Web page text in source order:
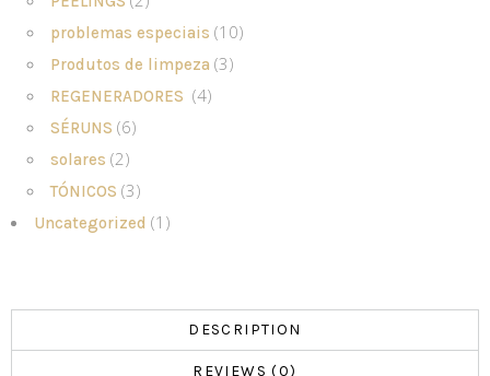
problemas especiais (10)
Produtos de limpeza (3)
REGENERADORES (4)
SÉRUNS (6)
solares (2)
TÓNICOS (3)
Uncategorized (1)
DESCRIPTION
REVIEWS (0)